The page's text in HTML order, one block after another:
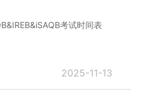
考试时间表
2025-11-13